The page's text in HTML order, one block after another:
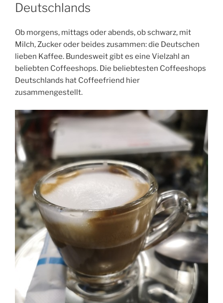
Deutschlands
Ob morgens, mittags oder abends, ob schwarz, mit
Milch, Zucker oder beides zusammen: die Deutschen
lieben Kaffee. Bundesweit gibt es eine Vielzahl an
beliebten Coffeeshops. Die beliebtesten Coffeeshops
Deutschlands hat Coffeefriend hier
zusammengestellt.